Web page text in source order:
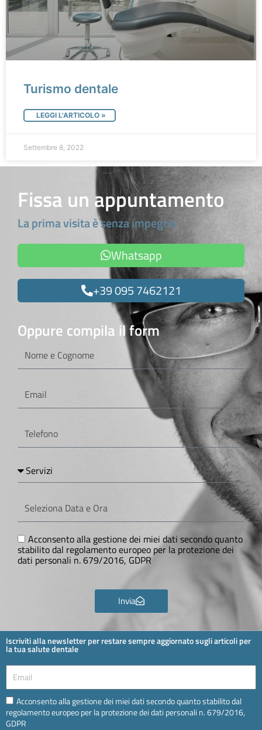
Turismo dentale
LEGGI L'ARTICOLO »
Settembre 8, 2022
Fissa un appuntamento
La prima visita è senza impegno
Whatsapp
+39 095 7462121
Oppure compila il form
Cognome
Servizi
Data
e
GDPR
Acconsento alla gestione dei miei dati secondo quanto
stabilito dal regolamento europeo per la protezione dei
dati personali n. 679/2016, GDPR
Invia
Iscriviti alla newsletter per restare sempre aggiornato sugli articoli per
la tua salute dentale
Email
Email
Acconsento alla gestione dei miei dati secondo quanto stabilito dal
regolamento europeo per la protezione dei dati personali n. 679/2016,
GDPR